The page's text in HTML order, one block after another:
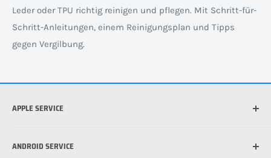
Leder oder TPU richtig reinigen und pflegen. Mit Schritt-für-
Schritt-Anleitungen, einem Reinigungsplan und Tipps
gegen Vergilbung.
APPLE SERVICE
Welche iPad habe ich?
ANDROID SERVICE